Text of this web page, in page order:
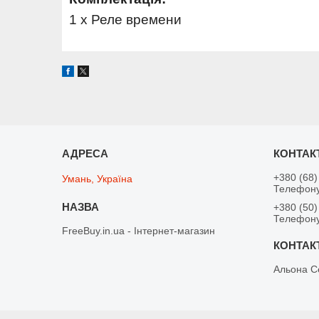
1 х Реле времени
Умань, Україна
FreeBuy.in.ua - Інтернет-магазин
+380
+380
Альона